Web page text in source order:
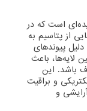
است که در
از پتاسیم به
پیوندهای
لایه‌ها، باعث
باشد. این
و براقیت
و